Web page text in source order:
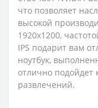
что позволяет
высокой
1920x1200,
IPS подарит вам
ноутбук,
отлично подойдет
развлечений.